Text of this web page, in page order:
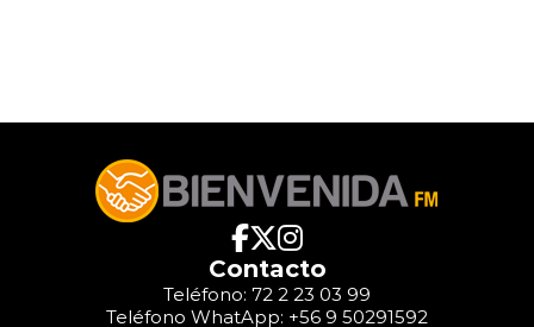
Contacto
Teléfono: 72 2 23 03 99
Teléfono WhatApp: +56 9 50291592